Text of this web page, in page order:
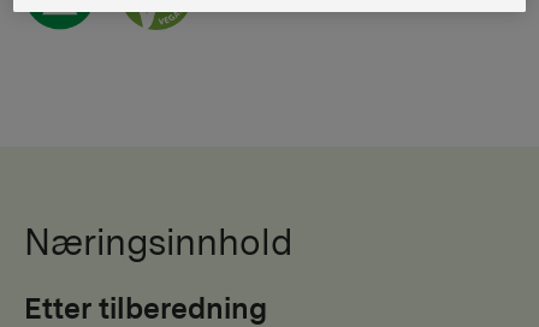
Næringsinnhold
Etter tilberedning